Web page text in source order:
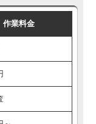
作業料金